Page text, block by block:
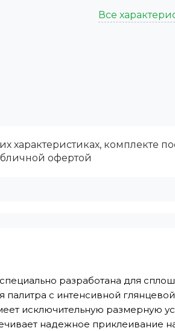
Все
характеристиках, комплекте
офертой
разработана для
с интенсивной
исключительную размерную
надежное приклеивание